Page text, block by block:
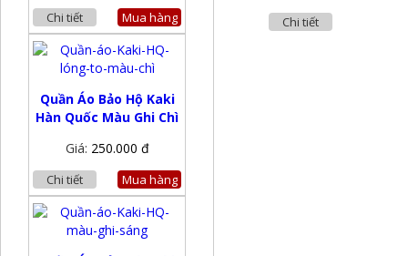
Chi tiết
Chi tiết Mua hàng
Quần Áo Bảo Hộ Kaki
Hàn Quốc Màu Ghi Chì
Giá: 250.000 đ
Chi tiết Mua hàng